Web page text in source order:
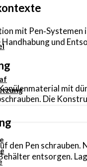
mit
und
mit
Die
den Pen
entsorgen.